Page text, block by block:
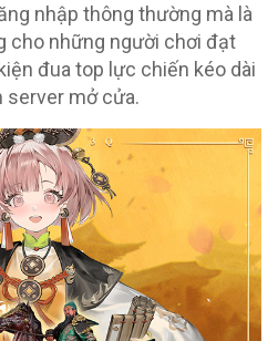
nhập thông thường mà là
cho những người chơi đạt
đua top lực chiến kéo dài
server mở cửa.